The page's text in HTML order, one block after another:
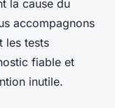
la cause du
accompagnons
les tests
fiable et
inutile.